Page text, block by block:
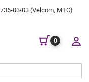
736-03-03 (Velcom, МТС)
0